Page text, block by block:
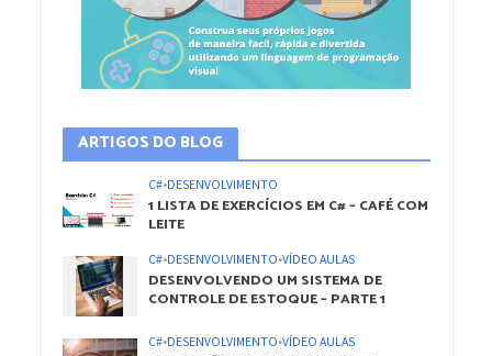
ARTIGOS DO BLOG
C#•DESENVOLVIMENTO
1 LISTA DE EXERCÍCIOS EM C# – CAFÉ COM
LEITE
C#•DESENVOLVIMENTO•VÍDEO AULAS
DESENVOLVENDO UM SISTEMA DE
CONTROLE DE ESTOQUE – PARTE 1
C#•DESENVOLVIMENTO•VÍDEO AULAS